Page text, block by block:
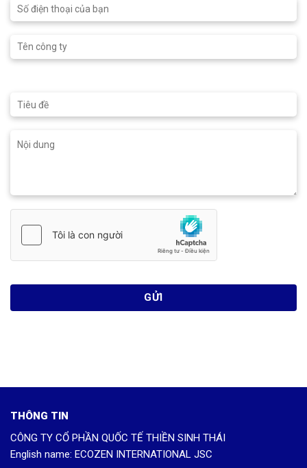
THÔNG TIN
CÔNG TY CỔ PHẦN QUỐC TẾ THIỀN SINH THÁI
VĂN PHÒNG CHÍNH HCM